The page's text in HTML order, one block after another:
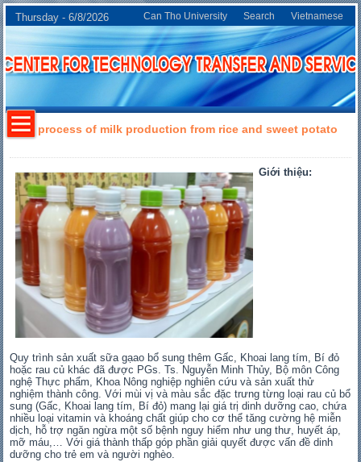
Thursday - 6/8/2026 Can Tho University Search Vietnamese
The process of milk production from rice and sweet potato
Giới thiệu:
Quy trình sản xuất sữa gạao bổ sung thêm Gấc, Khoai lang tím, Bí đỏ
hoặc rau củ khác đã được PGs. Ts. Nguyễn Minh Thủy, Bộ môn Công
nghệ Thực phẩm, Khoa Nông nghiệp nghiên cứu và sản xuất thử
nghiệm thành công. Với mùi vị và màu sắc đặc trưng từng loại rau củ bổ
sung (Gấc, Khoai lang tím, Bí đỏ) mang lại giá trị dinh dưỡng cao, chứa
nhiều loại vitamin và khoáng chất giúp cho cơ thể tăng cường hệ miễn
dịch, hỗ trợ ngăn ngừa một số bệnh nguy hiểm như ung thư, huyết áp,
mỡ máu,… Với giá thành thấp góp phần giải quyết được vấn đề dinh
dưỡng cho trẻ em và người nghèo.